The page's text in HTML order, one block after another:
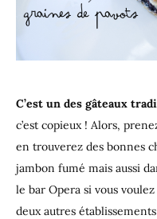
C’est un des gâteaux
c’est copieux ! Alors,
en trouverez des bonnes
jambon fumé mais aussi
le bar Opera si vous
deux autres